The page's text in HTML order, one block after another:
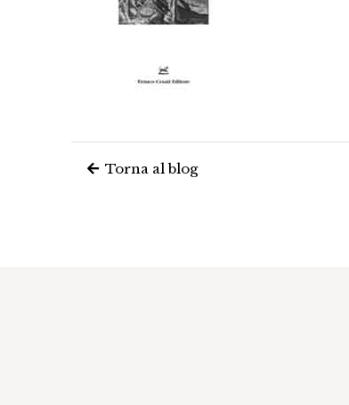
Torna al blog